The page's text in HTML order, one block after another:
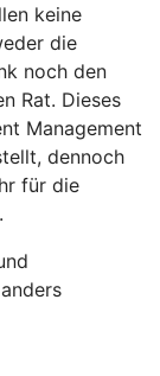
keine
die
noch den
Rat. Dieses
Management
dennoch
für die